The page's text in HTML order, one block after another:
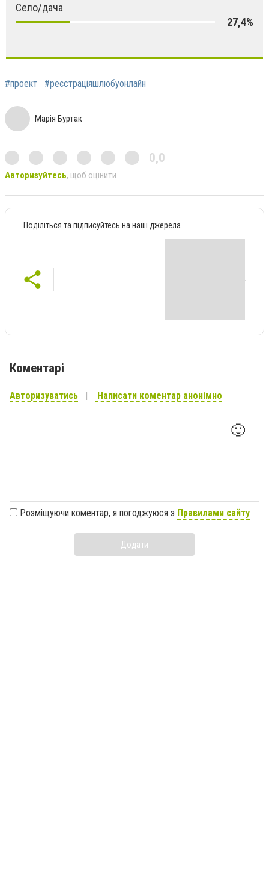
Село/дача
27,4%
#проект #реєстраціяшлюбуонлайн
Марія Буртак
0,0
Авторизуйтесь, щоб оцінити
Поділіться та підписуйтесь на наші джерела
Коментарі
Авторизуватись Написати коментар анонімно
🙂
Розміщуючи коментар, я погоджуюся з Правилами сайту
Додати